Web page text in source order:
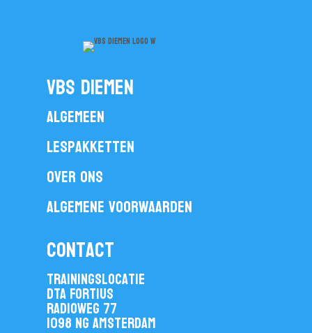
vbs diemen
Algemeen
Lespakketten
Over ons
Algemene voorwaarden
contact
Trainingslocatie
DTA Fortius
Radioweg 77
1098 NG Amsterdam